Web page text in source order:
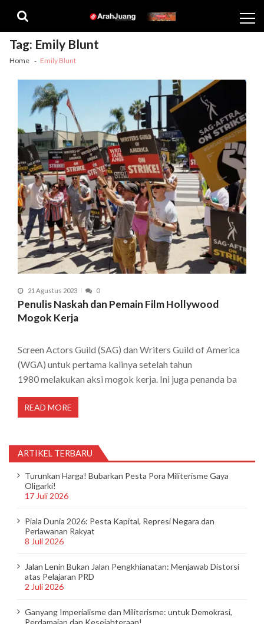
navigation
content
Tag: Emily Blunt
Home Emily Blunt
21 Agustus 2023 0
Penulis Naskah dan Pemain Film Hollywood
Mogok Kerja
Screen Actors Guild (SAG) dan Writers Guild of America
(WGA) untuk pertama kalinya setelah tahun
1980 melakukan aksi mogok kerja. Ini juga penanda ba
READ MORE
ARTIKEL TERBARU
Turunkan Harga! Bubarkan Pesta Pora Militerisme Gaya
Oligarki!
17 Juli 2026
Piala Dunia 2026: Pesta Kapital, Represi Negara dan
Perlawanan Rakyat
8 Juli 2026
Jalan Lenin Bukan Jalan Pengkhianatan: Menjawab Distorsi
atas Pelajaran PRD
2 Juli 2026
Ganyang Imperialisme dan Militerisme: untuk Demokrasi,